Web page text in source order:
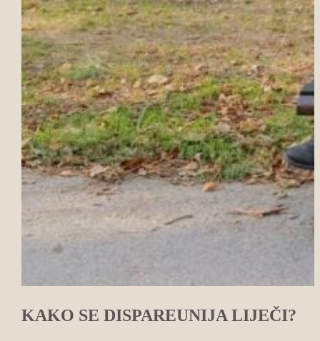
KAKO SE DISPAREUNIJA LIJEČI?